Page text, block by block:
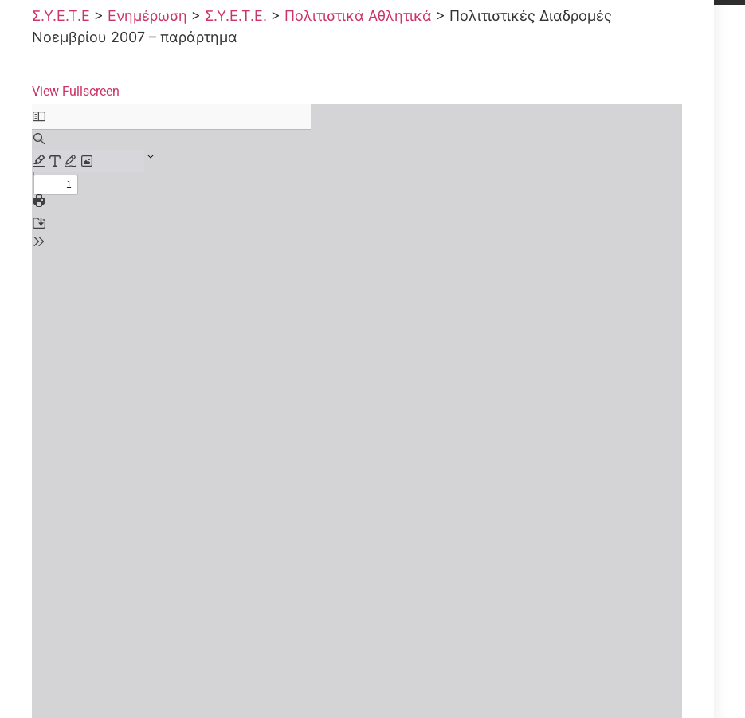
Σ.Υ.Ε.Τ.Ε > Ενημέρωση > Σ.Υ.Ε.Τ.Ε. > Πολιτιστικά Αθλητικά > Πολιτιστικές Διαδρομές
Νοεμβρίου 2007 – παράρτημα
View Fullscreen